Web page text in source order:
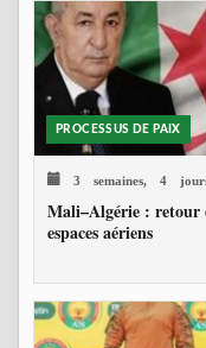
PROCESSUS DE PAIX
3 semaines, 4
Mali–Algérie : retour
espaces aériens